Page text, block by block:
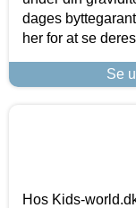
dages
her for at se
Se
Hos Kids-